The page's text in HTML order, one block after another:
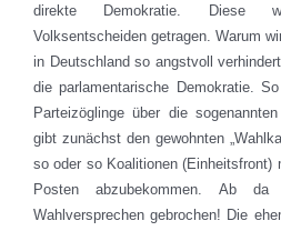
direkte Demokratie. Diese
Volksentscheiden getragen. Warum
in Deutschland so angstvoll
die parlamentarische Demokratie.
Parteizöglinge über die
gibt zunächst den gewohnten
so oder so Koalitionen
Posten abzubekommen. Ab
Wahlversprechen gebrochen! Die